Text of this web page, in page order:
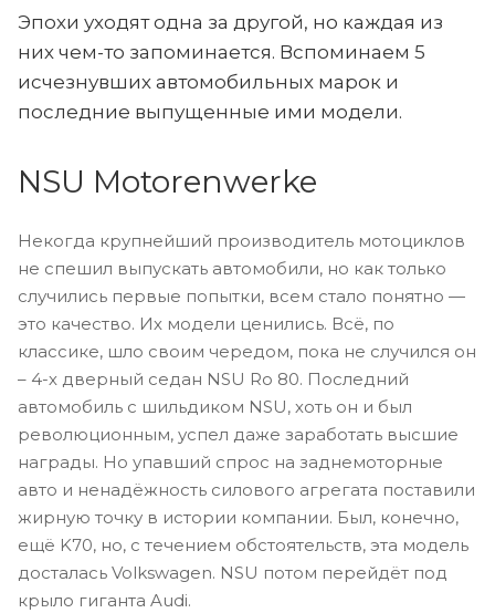
Эпохи уходят одна за другой, но каждая из
них чем-то запоминается. Вспоминаем 5
исчезнувших автомобильных марок и
последние выпущенные ими модели.
NSU Motorenwerke
Некогда крупнейший производитель мотоциклов
не спешил выпускать автомобили, но как только
случились первые попытки, всем стало понятно —
это качество. Их модели ценились. Всё, по
классике, шло своим чередом, пока не случился он
– 4-х дверный седан NSU Ro 80. Последний
автомобиль с шильдиком NSU, хоть он и был
революционным, успел даже заработать высшие
награды. Но упавший спрос на заднемоторные
авто и ненадёжность силового агрегата поставили
жирную точку в истории компании. Был, конечно,
ещё K70, но, с течением обстоятельств, эта модель
досталась Volkswagen. NSU потом перейдёт под
крыло гиганта Audi.